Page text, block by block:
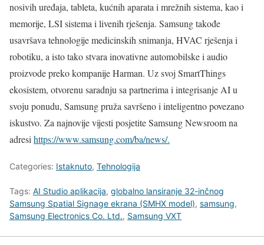
nosivih uređaja, tableta, kućnih aparata i mrežnih sistema, kao i
memorije, LSI sistema i livenih rješenja. Samsung takođe
usavršava tehnologije medicinskih snimanja, HVAC rješenja i
robotiku, a isto tako stvara inovativne automobilske i audio
proizvode preko kompanije Harman. Uz svoj SmartThings
ekosistem, otvorenu saradnju sa partnerima i integrisanje AI u
svoju ponudu, Samsung pruža savršeno i inteligentno povezano
iskustvo. Za najnovije vijesti posjetite Samsung Newsroom na
adresihttps://www.samsung.com/ba/news/.
Categories: Istaknuto, Tehnologija
Tags: AI Studio aplikacija, globalno lansiranje 32-inčnog
Samsung Spatial Signage ekrana (SMHX model), samsung,
Samsung Electronics Co. Ltd., Samsung VXT